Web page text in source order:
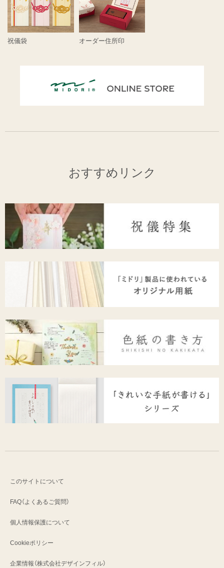
祝儀袋 オーダー住所印
おすすめリンク
このサイトについて
FAQ（よくあるご質問）
個人情報保護について
Cookieポリシー
企業情報（株式会社デザインフィル）